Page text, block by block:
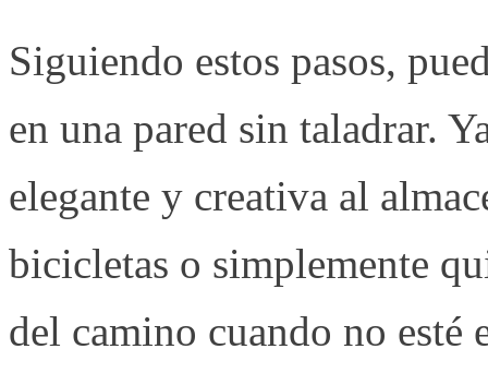
Siguiendo estos pasos,
en una pared sin taladrar.
elegante y creativa al
bicicletas o simplemente
del camino cuando no esté